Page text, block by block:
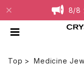
8/8
Top Medicine